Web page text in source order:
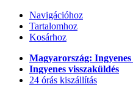
Navigációhoz
Tartalomhoz
Kosárhoz
Magyarország:
Ingyenes visszaküldés
24 órás kiszállítás